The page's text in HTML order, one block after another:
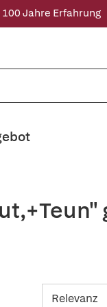
100 Jahre Erfahrung